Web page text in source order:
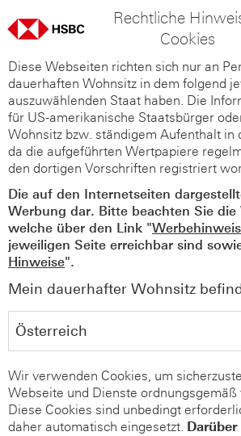
Rechtliche
Cookies
Diese Webseiten richten sich nur an
dauerhaften Wohnsitz in dem folgend
auszuwählenden Staat haben. Die
für US-amerikanische Staatsbürger
Wohnsitz bzw. ständigem Aufenthalt in
da die aufgeführten Wertpapiere
den dortigen Vorschriften registriert
Die auf den Internetseiten
Werbung dar. Bitte beachten Sie die
welche über den Link "
jeweiligen Seite erreichbar sind
Hinweise".
Mein dauerhafter Wohnsitz
Wir verwenden Cookies, um
Webseite und Dienste ordnungsgemäß
Diese Cookies sind unbedingt
daher automatisch eingesetzt.